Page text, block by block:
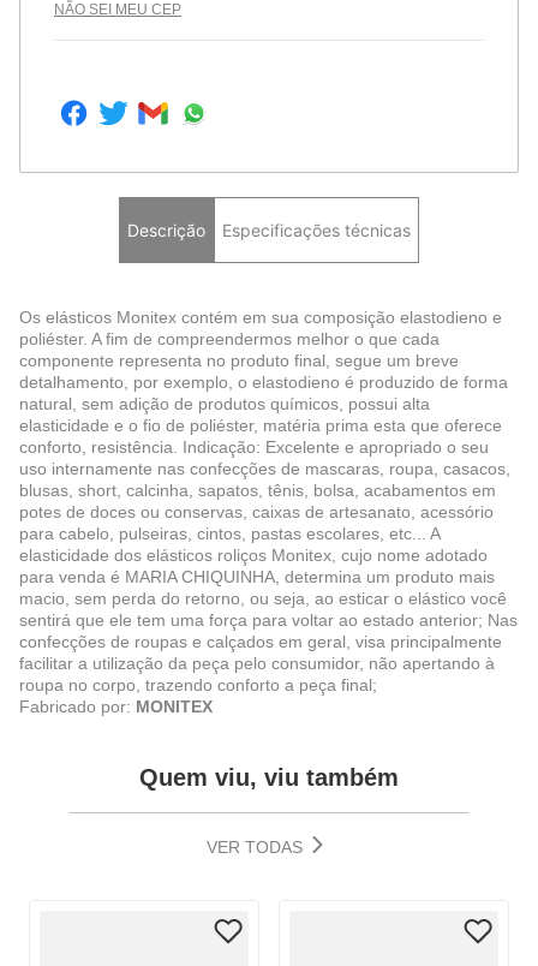
NÃO SEI MEU CEP
Descrição Especificações técnicas
Os elásticos Monitex contém em sua composição elastodieno e
poliéster. A fim de compreendermos melhor o que cada
componente representa no produto final, segue um breve
detalhamento, por exemplo, o elastodieno é produzido de forma
natural, sem adição de produtos químicos, possui alta
elasticidade e o fio de poliéster, matéria prima esta que oferece
conforto, resistência. Indicação: Excelente e apropriado o seu
uso internamente nas confecções de mascaras, roupa, casacos,
blusas, short, calcinha, sapatos, tênis, bolsa, acabamentos em
potes de doces ou conservas, caixas de artesanato, acessório
para cabelo, pulseiras, cintos, pastas escolares, etc... A
elasticidade dos elásticos roliços Monitex, cujo nome adotado
para venda é MARIA CHIQUINHA, determina um produto mais
macio, sem perda do retorno, ou seja, ao esticar o elástico você
sentirá que ele tem uma força para voltar ao estado anterior; Nas
confecções de roupas e calçados em geral, visa principalmente
facilitar a utilização da peça pelo consumidor, não apertando à
roupa no corpo, trazendo conforto a peça final;
Fabricado por: MONITEX
Quem viu, viu também
VER TODAS